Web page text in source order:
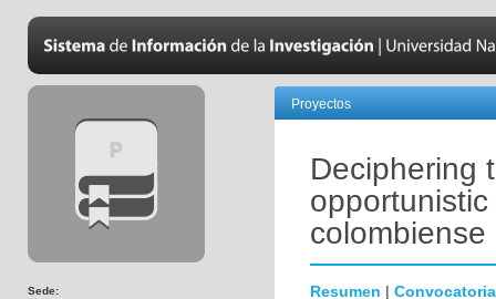
Sede:
Proyectos
Deciphering
colombiense
Resumen | Convocatoria